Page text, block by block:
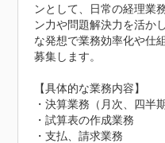
ンとして、日常の経理業
ン力や問題解決力を活か
な発想で業務効率化や仕
募集します。
【具体的な業務内容】
・決算業務（月次、四半
・試算表の作成業務
・支払、請求業務